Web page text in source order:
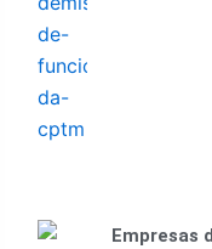
Empresas